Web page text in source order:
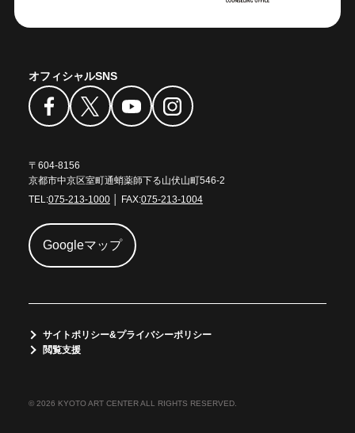
オフィシャルSNS
〒604-8156
京都市中京区室町通蛸薬師下る山伏山町546-2
TEL:075-213-1000│ FAX:075-213-1004
Googleマップ
サイトポリシー&プライバシーポリシー
閲覧支援
© 2026 KYOTO ART CENTER ALL RIGHTS RESERVED.